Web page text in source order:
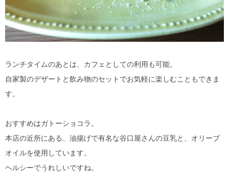
ランチタイムのあとは、カフェとしての利用も可能。
自家製のデザートと飲み物のセットでお気軽に楽しむこともできま
す。
おすすめはガトーショコラ。
本店の近所にある、油揚げで有名な谷口屋さんの豆乳と、オリーブ
オイルを使用しています。
ヘルシーでうれしいですね。